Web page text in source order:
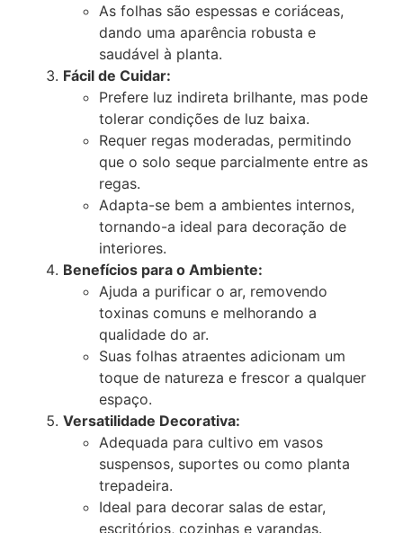
As folhas são espessas e coriáceas,
dando uma aparência robusta e
saudável à planta.
Fácil de Cuidar:
Prefere luz indireta brilhante, mas pode
tolerar condições de luz baixa.
Requer regas moderadas, permitindo
que o solo seque parcialmente entre as
regas.
Adapta-se bem a ambientes internos,
tornando-a ideal para decoração de
interiores.
Benefícios para o Ambiente:
Ajuda a purificar o ar, removendo
toxinas comuns e melhorando a
qualidade do ar.
Suas folhas atraentes adicionam um
toque de natureza e frescor a qualquer
espaço.
Versatilidade Decorativa:
Adequada para cultivo em vasos
suspensos, suportes ou como planta
trepadeira.
Ideal para decorar salas de estar,
escritórios, cozinhas e varandas.